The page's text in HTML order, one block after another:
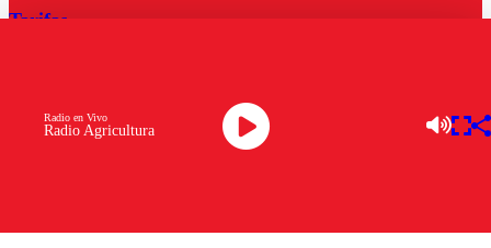
Radio Agricultura
Radio en Vivo
Tarifas
Descarga la APP